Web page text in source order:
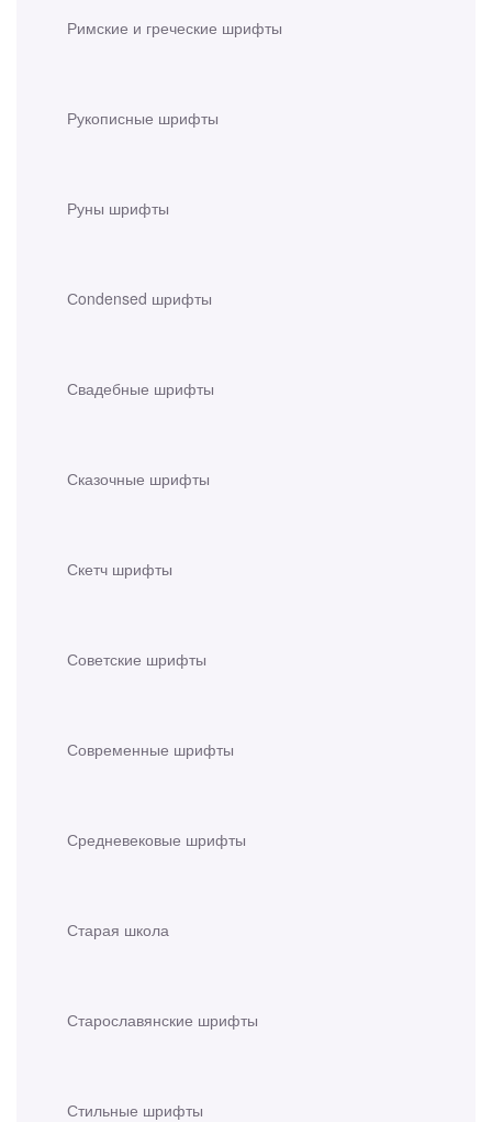
Римские и греческие шрифты
Рукописные шрифты
Руны шрифты
Сondensed шрифты
Свадебные шрифты
Сказочные шрифты
Скетч шрифты
Советские шрифты
Современные шрифты
Средневековые шрифты
Старая школа
Старославянские шрифты
Стильные шрифты